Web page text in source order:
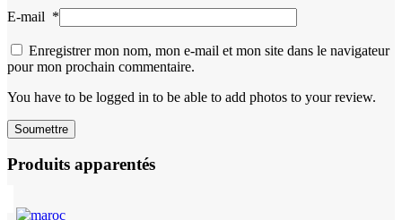
E-mail *
Enregistrer mon nom, mon e-mail et mon site dans le navigateur
pour mon prochain commentaire.
You have to be logged in to be able to add photos to your review.
Produits apparentés